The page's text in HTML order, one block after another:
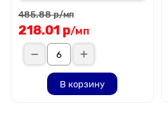
485.88 р/мп
218.01 р/мп
В корзину